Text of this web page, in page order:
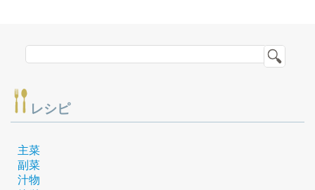
レシピ
主菜
副菜
汁物